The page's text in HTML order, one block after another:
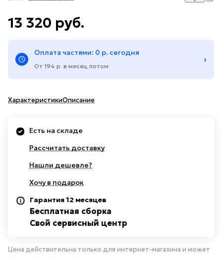
13 320 руб.
Оплата частями: 0 р. сегодня
От 194 р. в месяц потом
›
ХарактеристикиОписание
Есть на складе
Рассчитать доставку
Нашли дешевле?
Хочу в подарок
Гарантия 12 месяцев
Бесплатная сборка
Свой сервисный центр
Цена действительна только для интернет-магазина и может